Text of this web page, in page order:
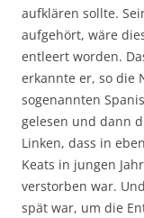
aufklären sollte.
aufgehört, wäre
entleert worden.
erkannte er, so die
sogenannten
gelesen und dann
Linken, dass in
Keats in jungen
verstorben war.
spät war, um die